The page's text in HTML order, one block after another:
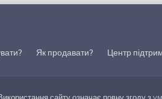
Як продавати? Центр